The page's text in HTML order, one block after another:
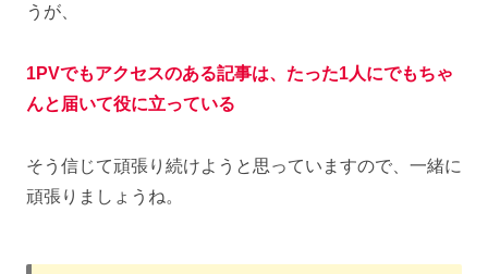
うが、
1PVでもアクセスのある記事は、たった1人にでもちゃ
んと 届いて役に立っている
そう信じて頑張り続けようと思っていますので、一緒に
頑張りましょうね。